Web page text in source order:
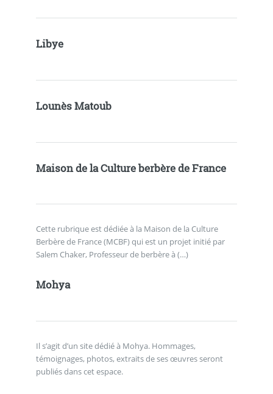
Libye
Lounès Matoub
Maison de la Culture berbère de France
Cette rubrique est dédiée à la Maison de la Culture
Berbère de France (MCBF) qui est un projet initié par
Salem Chaker, Professeur de berbère à (…)
Mohya
Il s’agit d’un site dédié à Mohya. Hommages,
témoignages, photos, extraits de ses œuvres seront
publiés dans cet espace.